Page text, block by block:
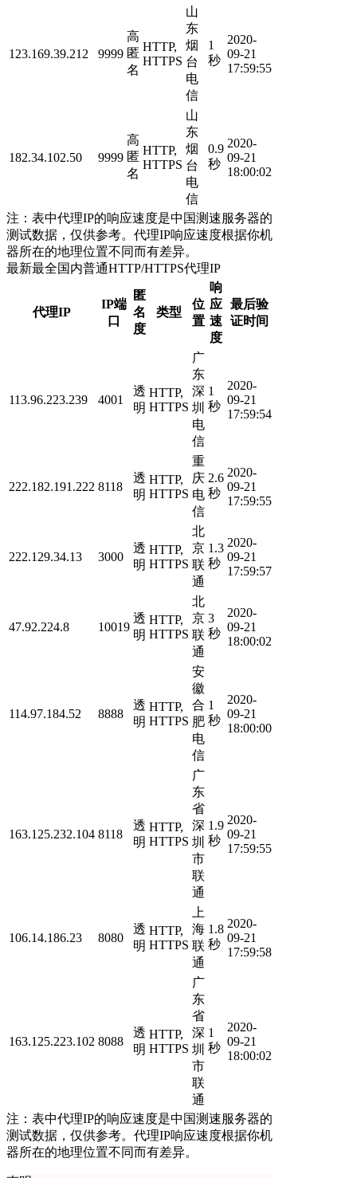
123.169.39.212 9999
高
匿
名
HTTP,
HTTPS
山
东
烟
台
电
信
1
秒
2020-
09-21
17:59:55
182.34.102.50 9999
高
匿
名
HTTP,
HTTPS
山
东
烟
台
电
信
0.9
秒
2020-
09-21
18:00:02
注：表中代理IP的响应速度是中国测速服务器的
测试数据，仅供参考。代理IP响应速度根据你机
器所在的地理位置不同而有差异。
最新最全国内普通HTTP/HTTPS代理IP
代理IP
IP端
口
匿
名
度
类型
位
置
响
应
速
度
最后验
证时间
113.96.223.239 4001
透
明
HTTP,
HTTPS
广
东
深
圳
电
信
1
秒
2020-
09-21
17:59:54
222.182.191.222 8118
透
明
HTTP,
HTTPS
重
庆
电
信
2.6
秒
2020-
09-21
17:59:55
222.129.34.13 3000
透
明
HTTP,
HTTPS
北
京
联
通
1.3
秒
2020-
09-21
17:59:57
47.92.224.8 10019
透
明
HTTP,
HTTPS
北
京
联
通
3
秒
2020-
09-21
18:00:02
114.97.184.52 8888
透
明
HTTP,
HTTPS
安
徽
合
肥
电
信
1
秒
2020-
09-21
18:00:00
163.125.232.104 8118
透
明
HTTP,
HTTPS
广
东
省
深
圳
市
联
通
1.9
秒
2020-
09-21
17:59:55
106.14.186.23 8080
透
明
HTTP,
HTTPS
上
海
联
通
1.8
秒
2020-
09-21
17:59:58
163.125.223.102 8088
透
明
HTTP,
HTTPS
广
东
省
深
圳
市
联
通
1
秒
2020-
09-21
18:00:02
注：表中代理IP的响应速度是中国测速服务器的
测试数据，仅供参考。代理IP响应速度根据你机
器所在的地理位置不同而有差异。